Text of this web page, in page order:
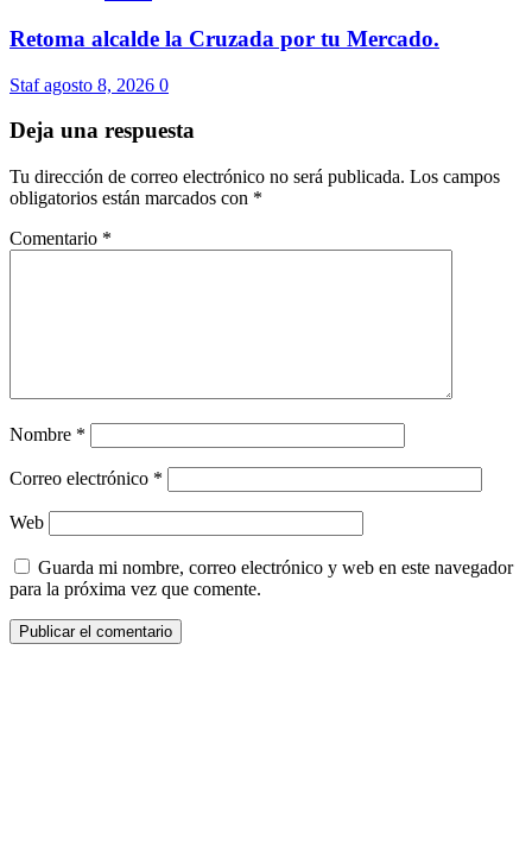
Retoma alcalde la Cruzada por tu Mercado.
Stafagosto 8, 2026 0
Deja una respuesta
Tu dirección de correo electrónico no será publicada. Los campos
obligatorios están marcados con *
Comentario *
Nombre *
Correo electrónico *
Web
Guarda mi nombre, correo electrónico y web en este navegador
para la próxima vez que comente.